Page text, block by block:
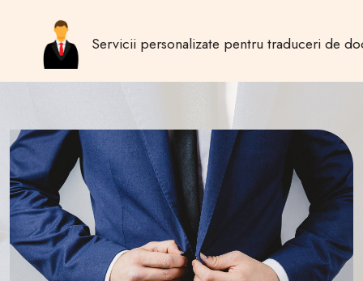
Servicii personalizate pentru traduceri de